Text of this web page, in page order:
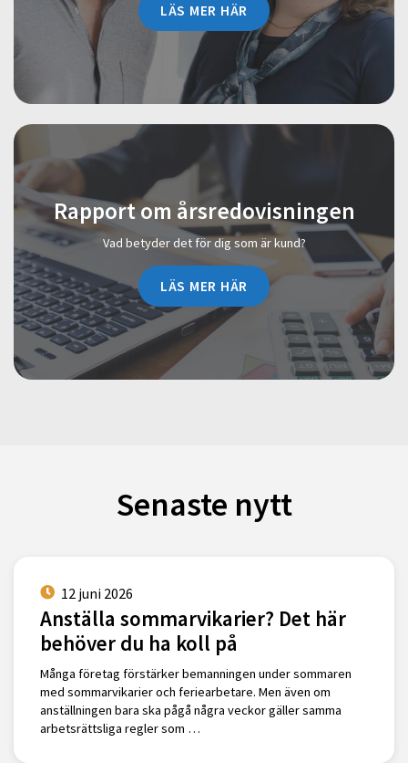
LÄS MER HÄR
Rapport om årsredovisningen
Vad betyder det för dig som är kund?
LÄS MER HÄR
Senaste nytt
12 juni 2026
Anställa sommarvikarier? Det här
behöver du ha koll på
Många företag förstärker bemanningen under sommaren
med sommarvikarier och feriearbetare. Men även om
anställningen bara ska pågå några veckor gäller samma
arbetsrättsliga regler som …